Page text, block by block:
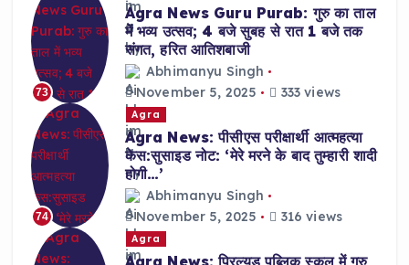
73
Agra News Guru Purab: गुरु का ताल
में भव्य उत्सव; 4 बजे सुबह से रात 1 बजे तक
संगत, हरित आतिशबाजी
Abhimanyu Singh
November 5, 2025
333 views
74
Agra
Agra News: पीसीएस परीक्षार्थी आत्महत्या
केस:सुसाइड नोट: ‘मेरे मरने के बाद तुम्हारी शादी
होगी…’
Abhimanyu Singh
November 5, 2025
316 views
Agra
Agra News: प्रिल्यूड पब्लिक स्कूल में गुरु